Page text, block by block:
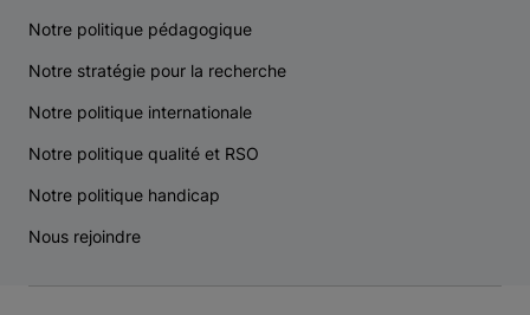
Notre politique pédagogique
Notre stratégie pour la recherche
Notre politique internationale
Notre politique qualité et RSO
Notre politique handicap
Nous rejoindre